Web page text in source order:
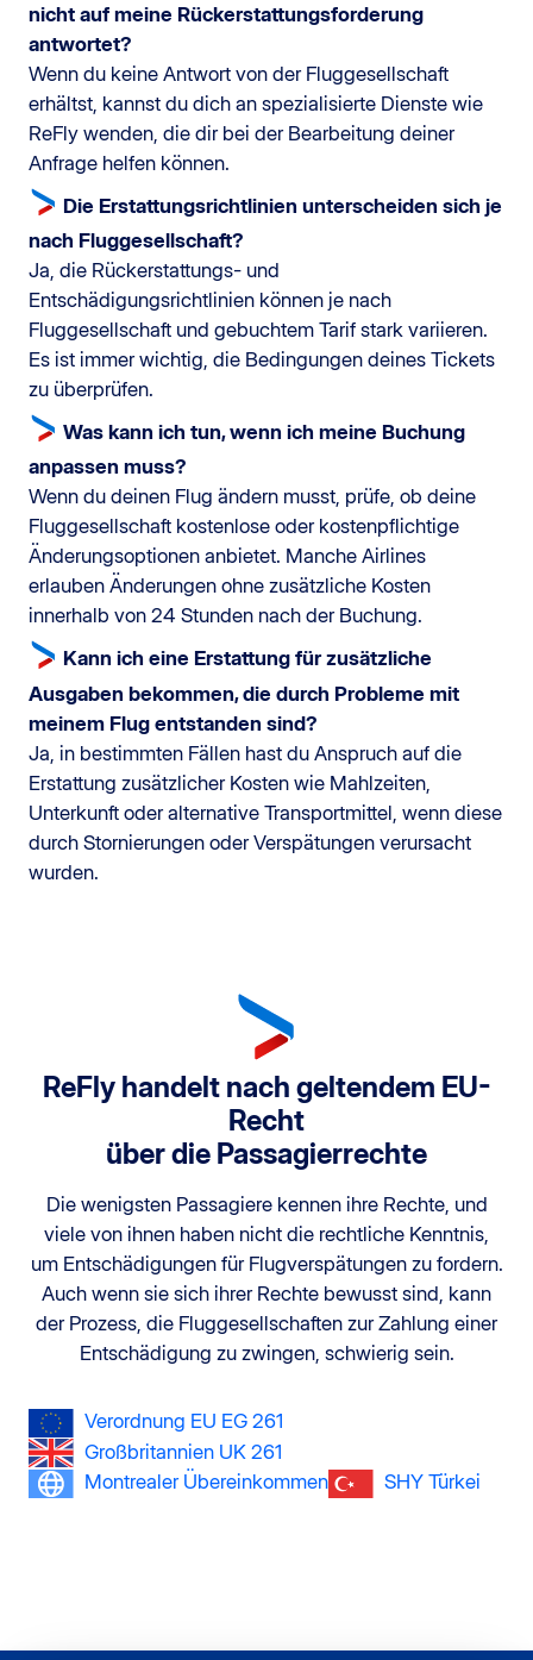
nicht auf meine Rückerstattungsforderung
antwortet?
Wenn du keine Antwort von der Fluggesellschaft
erhältst, kannst du dich an spezialisierte Dienste wie
ReFly wenden, die dir bei der Bearbeitung deiner
Anfrage helfen können.
Die Erstattungsrichtlinien unterscheiden sich je
nach Fluggesellschaft?
Ja, die Rückerstattungs- und
Entschädigungsrichtlinien können je nach
Fluggesellschaft und gebuchtem Tarif stark variieren.
Es ist immer wichtig, die Bedingungen deines Tickets
zu überprüfen.
Was kann ich tun, wenn ich meine Buchung
anpassen muss?
Wenn du deinen Flug ändern musst, prüfe, ob deine
Fluggesellschaft kostenlose oder kostenpflichtige
Änderungsoptionen anbietet. Manche Airlines
erlauben Änderungen ohne zusätzliche Kosten
innerhalb von 24 Stunden nach der Buchung.
Kann ich eine Erstattung für zusätzliche
Ausgaben bekommen, die durch Probleme mit
meinem Flug entstanden sind?
Ja, in bestimmten Fällen hast du Anspruch auf die
Erstattung zusätzlicher Kosten wie Mahlzeiten,
Unterkunft oder alternative Transportmittel, wenn diese
durch Stornierungen oder Verspätungen verursacht
wurden.
ReFly handelt nach geltendem EU-
Recht
über die Passagierrechte
Die wenigsten Passagiere kennen ihre Rechte, und
viele von ihnen haben nicht die rechtliche Kenntnis,
um Entschädigungen für Flugverspätungen zu fordern.
Auch wenn sie sich ihrer Rechte bewusst sind, kann
der Prozess, die Fluggesellschaften zur Zahlung einer
Entschädigung zu zwingen, schwierig sein.
Verordnung EU EG 261
Großbritannien UK 261
Montrealer Übereinkommen
SHY Türkei